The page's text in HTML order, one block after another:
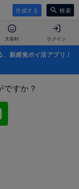
作成する 検索
大喜利 ログイン
新感覚ポイ活アプリ！
すか？